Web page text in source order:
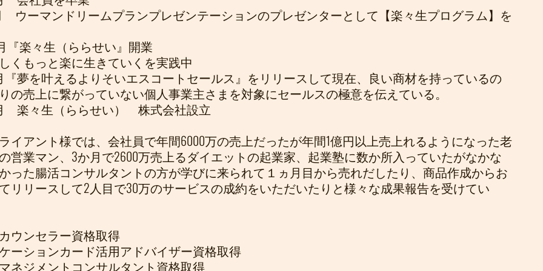
ウーマンドリームプランプレゼンテーションのプレゼンターとして【楽々生プログラム】を
『楽々生（ららせい』開業
くもっと楽に生きていくを実践中
『夢を叶えるよりそいエスコートセールス』をリリースして現在、良い商材を持っているの
の売上に繋がっていない個人事業主さまを対象にセールスの極意を伝えている。
楽々生（ららせい） 株式会社設立
イアント様では、会社員で年間6000万の売上だったが年間1億円以上売上れるようになった老
営業マン、3か月で2600万売上るダイエットの起業家、起業塾に数か所入っていたがなかな
った腸活コンサルタントの方が学びに来られて１ヵ月目から売れだしたり、商品作成からお
リリースして2人目で30万のサービスの成約をいただいたりと様々な成果報告を受けてい
ウンセラー資格取得
ーションカード活用アドバイザー資格取得
ネジメントコンサルタント資格取得